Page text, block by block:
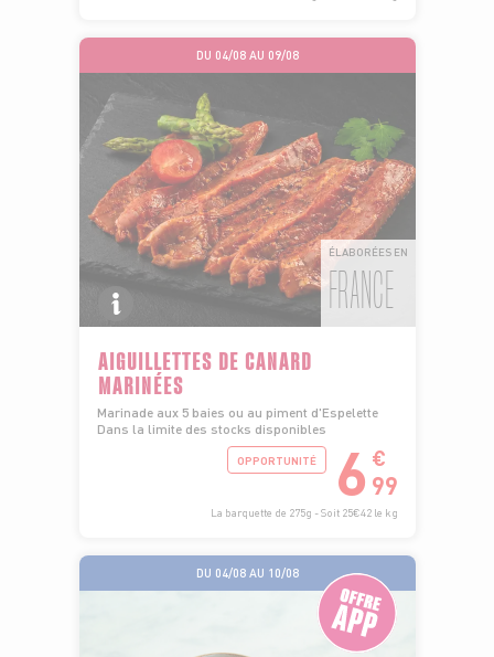
DU 04/08 AU 09/08
ÉLABORÉES EN
FRANCE
AIGUILLETTES DE CANARD
MARINÉES
Marinade aux 5 baies ou au piment d'Espelette
Dans la limite des stocks disponibles
OPPORTUNITÉ 6 €
99
La barquette de 275g - Soit 25€42 le kg
DU 04/08 AU 10/08